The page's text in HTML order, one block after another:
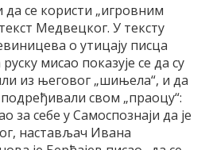
да се користи „игровним
Медвецког. У тексту
о утицају писца
мисао показује се да су
из његовог „шињела“, и да
свом „праоцу“:
за себе у Самоспознаји да је
настављач Ивана